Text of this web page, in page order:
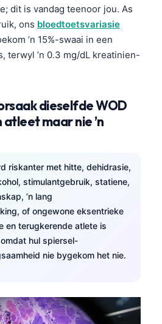
dit is vandag teenoor jou. As
ons bloedtoetsvariasie
’n 15%-swaai in een
terwyl ’n 0.3 mg/dL kreatinien-
dieselfde WOD
maar nie ’n
riskanter met hitte, dehidrasie,
stimulantgebruik, statiene,
’n lang
of ongewone eksentrieke
en terugkerende atlete is
hul spiersel-
nie bygekom het nie.